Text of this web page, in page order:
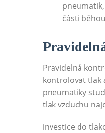
části
Pravidelná
kontrolovat tlak
pneumatiky
tlak vzduchu
investice do